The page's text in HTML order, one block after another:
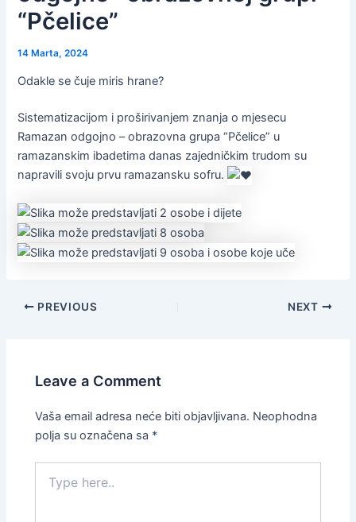
“Pčelice”
14 Marta, 2024
Odakle se čuje miris hrane?
Sistematizacijom i proširivanjem znanja o mjesecu
Ramazan odgojno – obrazovna grupa “Pčelice” u
ramazanskim ibadetima danas zajedničkim trudom su
napravili svoju prvu ramazansku sofru.
PREVIOUS NEXT
Leave a Comment
Vaša email adresa neće biti objavljivana. Neophodna
polja su označena sa *
here..